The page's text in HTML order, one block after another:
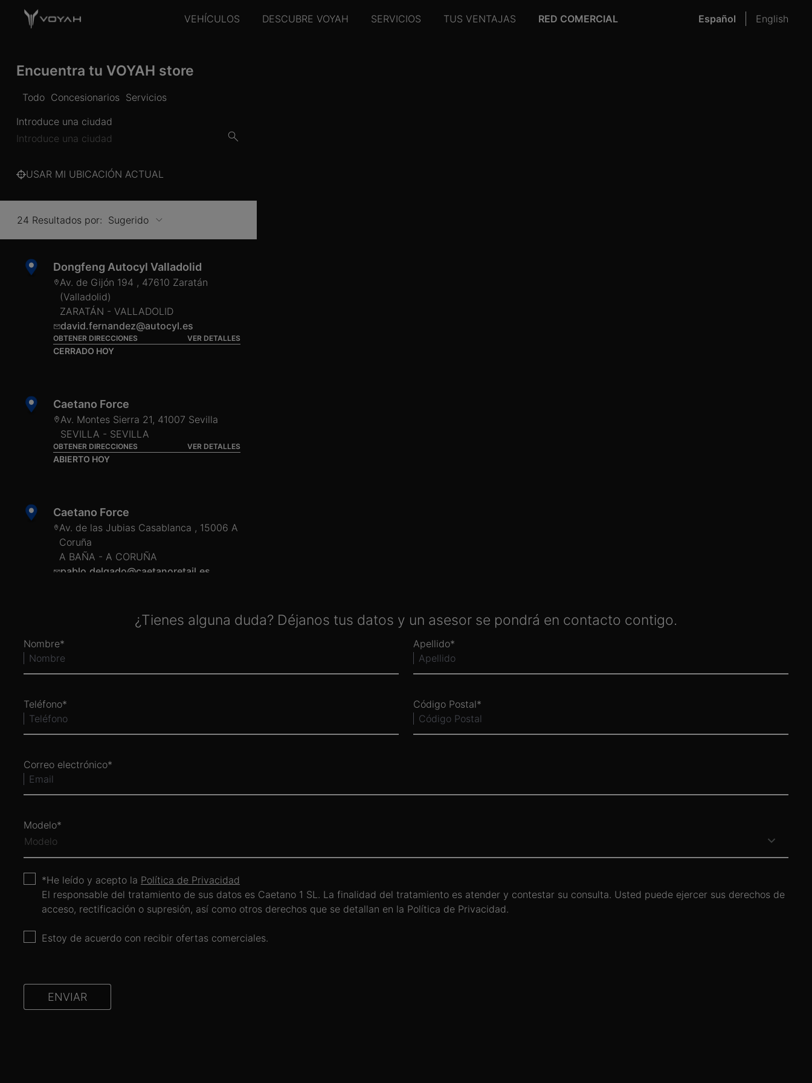
VEHÍCULOS DESCUBRE VOYAH SERVICIOS TUS VENTAJAS RED COMERCIAL Español English
Encuentra tu VOYAH store
Todo Concesionarios Servicios
Introduce una ciudad
USAR MI UBICACIÓN ACTUAL
24 Resultados por:
Dongfeng Autocyl Valladolid
Av. de Gijón 194 , 47610 Zaratán
(Valladolid)
ZARATÁN - VALLADOLID
david.fernandez@autocyl.es
OBTENER DIRECCIONES VER DETALLES
CERRADO HOY
Caetano Force
Av. Montes Sierra 21, 41007 Sevilla
SEVILLA - SEVILLA
OBTENER DIRECCIONES VER DETALLES
ABIERTO HOY
Caetano Force
Av. de las Jubias Casablanca , 15006 A
Coruña
A BAÑA - A CORUÑA
pablo.delgado@caetanoretail.es
Caetano Force
C/ de la Tierra 4 , 29004 Málaga
OBTENER DIRECCIONES
CERRADO HOY
Caetano Force
OBTENER DIRECCIONES
CERRADO HOY
Dongfeng Blendio
SANTANDER - CANTABRIA
¿Tienes alguna duda? Déjanos tus datos y un asesor se pondrá en contacto contigo.
Nombre Apellido
Teléfono Código Postal
Correo electrónico
Modelo
He leído y acepto la Política de Privacidad
El responsable del tratamiento de sus datos es Caetano 1 SL. La finalidad del tratamiento es atender y contestar su consulta. Usted puede ejercer sus derechos de
acceso, rectificación o supresión, así como otros derechos que se detallan en la Política de Privacidad.
Estoy de acuerdo con recibir ofertas comerciales.
ENVIAR